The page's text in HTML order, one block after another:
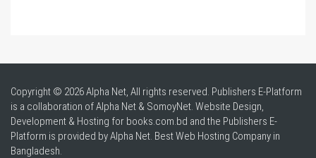
Copyright © 2026 Alpha Net, All rights reserved. Publishers E-Platform
is a collaboration of Alpha Net & SomoyNet. Website Design,
Development & Hosting for books.com.bd and the Publishers E-
Platform is provided by Alpha Net. BestWeb Hosting Company in
Bangladesh.